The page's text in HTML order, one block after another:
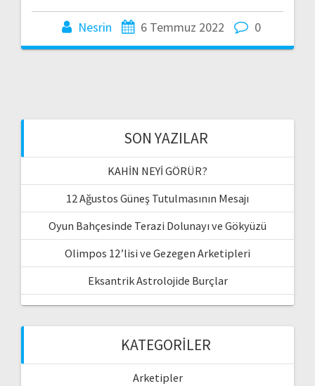
Nesrin 6 Temmuz 2022 0
SON YAZILAR
KAHİN NEYİ GÖRÜR?
12 Ağustos Güneş Tutulmasının Mesajı
Oyun Bahçesinde Terazi Dolunayı ve Gökyüzü
Olimpos 12’lisi ve Gezegen Arketipleri
Eksantrik Astrolojide Burçlar
KATEGORILER
Arketipler